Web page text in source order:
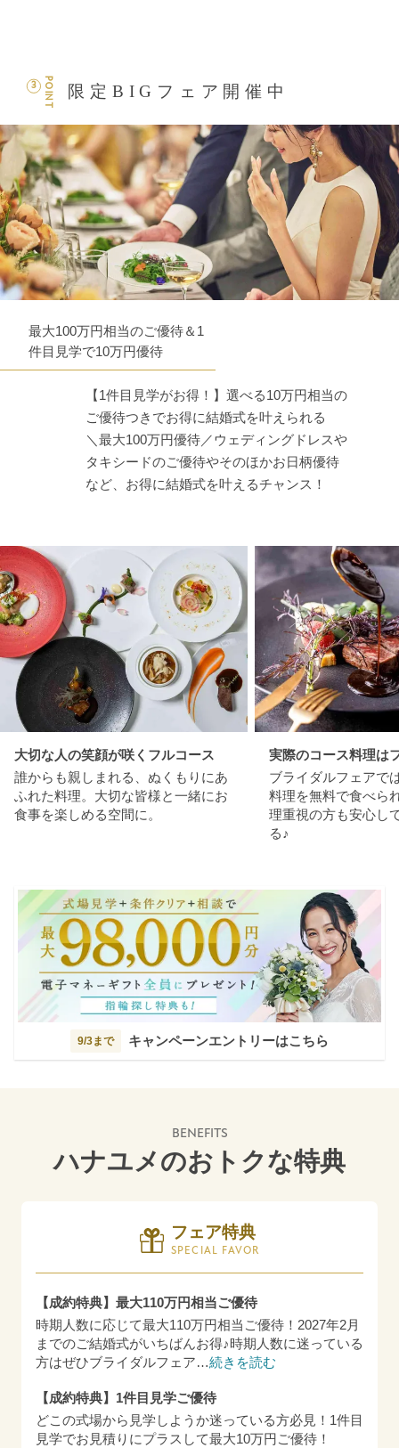
POINT
3 限定BIGフェア開催中
最大100万円相当のご優待＆1
件目見学で10万円優待
【1件目見学がお得！】選べる10万円相当の
ご優待つきでお得に結婚式を叶えられる
＼最大100万円優待／ウェディングドレスや
タキシードのご優待やそのほかお日柄優待
など、お得に結婚式を叶えるチャンス！
大切な人の笑顔が咲くフルコース
誰からも親しまれる、ぬくもりにあ
ふれた料理。大切な皆様と一緒にお
食事を楽しめる空間に。
実際のコース料理は
ブライダルフェアで
料理を無料で食べら
理重視の方も安心し
る♪
9/3まで キャンペーンエントリーはこちら
BENEFITS
ハナユメのおトクな特典
フェア特典
SPECIAL FAVOR
【成約特典】最大110万円相当ご優待
時期人数に応じて最大110万円相当ご優待！2027年2月
までのご結婚式がいちばんお得♪時期人数に迷っている
方はぜひブライダルフェア…続きを読む
【成約特典】1件目見学ご優待
どこの式場から見学しようか迷っている方必見！1件目
見学でお見積りにプラスして最大10万円ご優待！